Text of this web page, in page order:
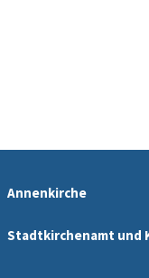
Annenkirche
Stadtkirchenamt und